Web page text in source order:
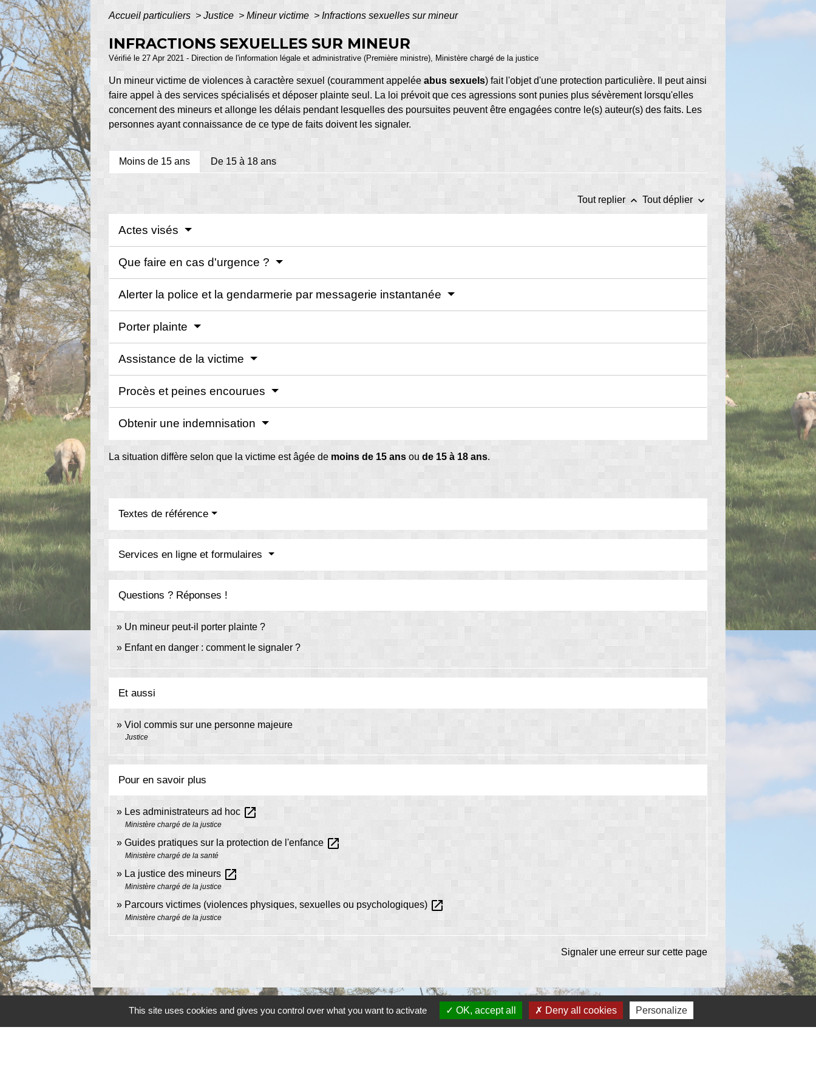
Accueil particuliers > Justice > Mineur victime > Infractions sexuelles sur mineur
INFRACTIONS SEXUELLES SUR MINEUR
Vérifié le 27 Apr 2021 - Direction de l'information légale et administrative (Première ministre), Ministère chargé de la justice
Un mineur victime de violences à caractère sexuel (couramment appeléeabus sexuels) fait l'objet d'une protection particulière. Il peut ainsi
faire appel à des services spécialisés et déposer plainte seul. La loi prévoit que ces agressions sont punies plus sévèrement lorsqu'elles
concernent des mineurs et allonge les délais pendant lesquelles des poursuites peuvent être engagées contre le(s) auteur(s) des faits. Les
personnes ayant connaissance de ce type de faits doivent les signaler.
Moins de 15 ans De 15 à 18 ans
Tout replier keyboard_arrow_up Tout déplier keyboard_arrow_down
Actes visés
Que faire en cas d'urgence ?
Alerter la police et la gendarmerie par messagerie instantanée
Porter plainte
Assistance de la victime
Procès et peines encourues
Obtenir une indemnisation
La situation diffère selon que la victime est âgée de moins de 15 ans oude 15 à 18 ans.
Textes de référence
Services en ligne et formulaires
Questions ? Réponses !
Un mineur peut-il porter plainte ?
Enfant en danger : comment le signaler ?
Et aussi
Viol commis sur une personne majeure
Justice
Pour en savoir plus
Les administrateurs ad hoc open_in_new
Ministère chargé de la justice
Guides pratiques sur la protection de l'enfance open_in_new
Ministère chargé de la santé
La justice des mineurs open_in_new
Ministère chargé de la justice
Parcours victimes (violences physiques, sexuelles ou psychologiques) open_in_new
Ministère chargé de la justice
Signaler une erreur sur cette page
This site uses cookies and gives you control over what you want to activate OK, accept all Deny all cookies Personalize